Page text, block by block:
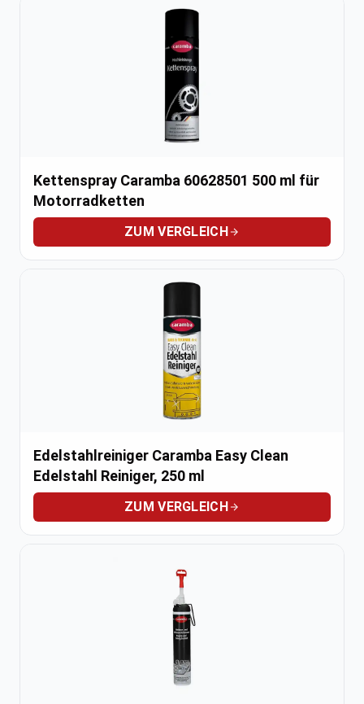
Kettenspray Caramba 60628501 500 ml für
Motorradketten
ZUM VERGLEICH
Edelstahlreiniger Caramba Easy Clean
Edelstahl Reiniger, 250 ml
ZUM VERGLEICH